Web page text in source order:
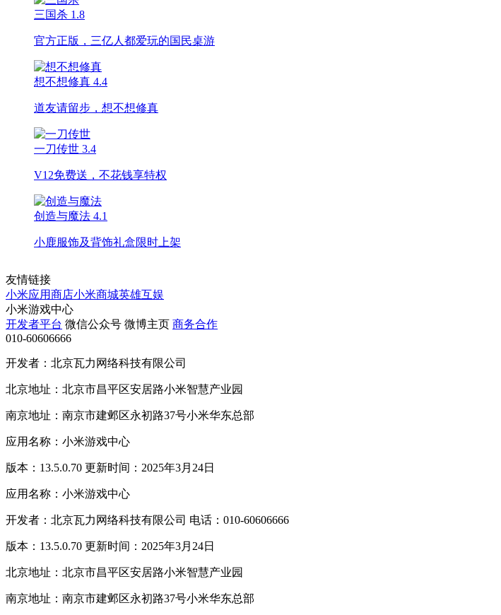
三国杀 1.8
官方正版，三亿人都爱玩的国民桌游
想不想修真 4.4
道友请留步，想不想修真
一刀传世 3.4
V12免费送，不花钱享特权
创造与魔法 4.1
小鹿服饰及背饰礼盒限时上架
友情链接
小米应用商店小米商城英雄互娱
小米游戏中心
开发者平台 微信公众号 微博主页 商务合作
010-60606666
开发者：北京瓦力网络科技有限公司
北京地址：北京市昌平区安居路小米智慧产业园
南京地址：南京市建邺区永初路37号小米华东总部
应用名称：小米游戏中心
版本：13.5.0.70 更新时间：2025年3月24日
应用名称：小米游戏中心
开发者：北京瓦力网络科技有限公司 电话：010-60606666
版本：13.5.0.70 更新时间：2025年3月24日
北京地址：北京市昌平区安居路小米智慧产业园
南京地址：南京市建邺区永初路37号小米华东总部